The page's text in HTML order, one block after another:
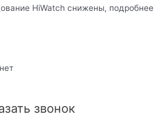
HiWatch снижены, подробнее
звонок